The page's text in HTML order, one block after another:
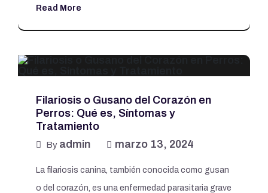
Read More
Filariosis o Gusano del Corazón en
Perros: Qué es, Síntomas y
Tratamiento
By admin marzo 13, 2024
La filariosis canina, también conocida como gusan
o del corazón, es una enfermedad parasitaria grave